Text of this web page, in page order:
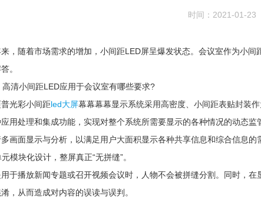
时间： 2021-01-23
，随着市场需求的增加，小间距LED屏呈爆发状态。会议室作为小
。
清小间距LED应用于会议室有哪些要求?
光彩小间距led大屏幕幕幕幕显示系统采用高密度、小间距表贴封装
用处理和集成功能，实现对整个系统所需要显示的各种情况的动态
画面显示与分析，以满足用户大面积显示各种共享信息和综合信息的
模块化设计，整屏真正“无拼缝”。
于播放新闻专题或召开视频会议时，人物不会被拼缝分割。同时，在
，从而造成对内容的误读与误判。